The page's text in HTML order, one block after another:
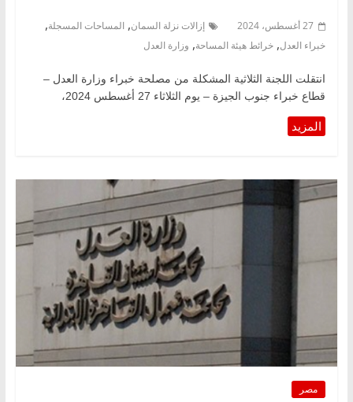
27 أغسطس، 2024 إزالات نزلة السمان, المساحات المسجلة,
خبراء العدل, خرائط هيئة المساحة, وزارة العدل
انتقلت اللجنة الثلاثية المشكلة من مصلحة خبراء وزارة العدل –
قطاع خبراء جنوب الجيزة – يوم الثلاثاء 27 أغسطس 2024،
مصر